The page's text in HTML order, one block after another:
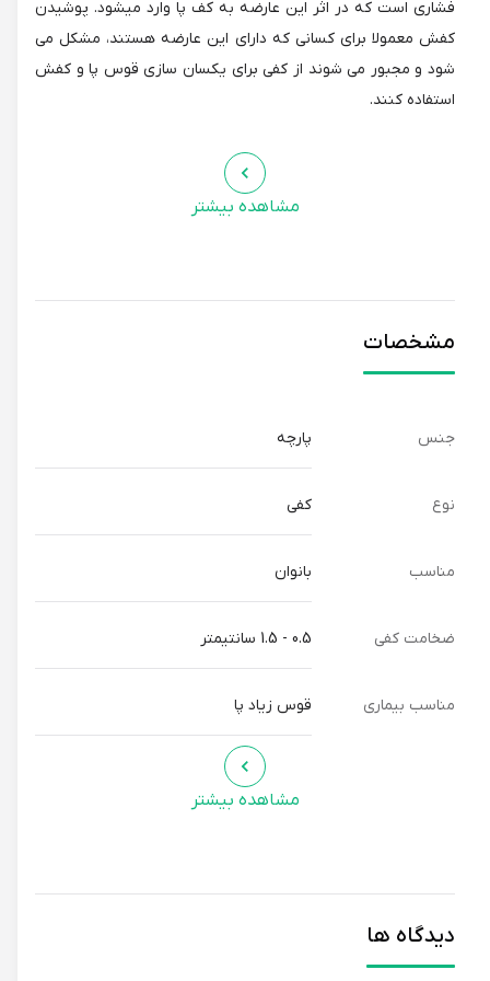
فشاری است که در اثر این عارضه به کف پا وارد میشود. پوشیدن
کفش معمولا برای کسانی که دارای این عارضه هستند، مشکل می
شود و مجبور می شوند از کفی برای یکسان سازی قوس پا و کفش
استفاده کنند.
ساختار کفی قوس بلند که در کشور ما بیشتر به عنوان کفی پای
طراحی پد های آنتی شوک در این مدل کفی سبب افزایش جذب
باعث جلوگیری از تغییر حالت انگشتان و آسیب های متاتارسال
در طراحی کاپ پاشنه (heel cup cushion) این مدل کفی دارای
نسبت به مدل های دیگر است که این طراحی باعث افزایش تعادل
از مزایای دیگر این نوع کفی افزایش راحتی در هنگام پیادروی می
باشد به طوری که دیگر احساس خستگی و درد در کف پای شما به
طور قابل ملاحظه ای کاهش می یابد
است. این لایه ها طوری طراحی شده است که بیشترین پایداری و
حمایت را به پا میدهد.
مشاهده بیشتر
مشخصات
جنس پارچه
مناسب بانوان
ضخامت کفی
مناسب بیماری قوس زیاد پا
مشاهده بیشتر
دیدگاه ها